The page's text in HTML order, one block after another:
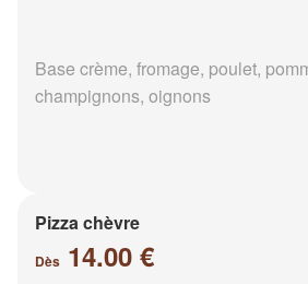
Base crème, fromage, poulet,
champignons, oignons
Pizza chèvre
Dès 14.00 €